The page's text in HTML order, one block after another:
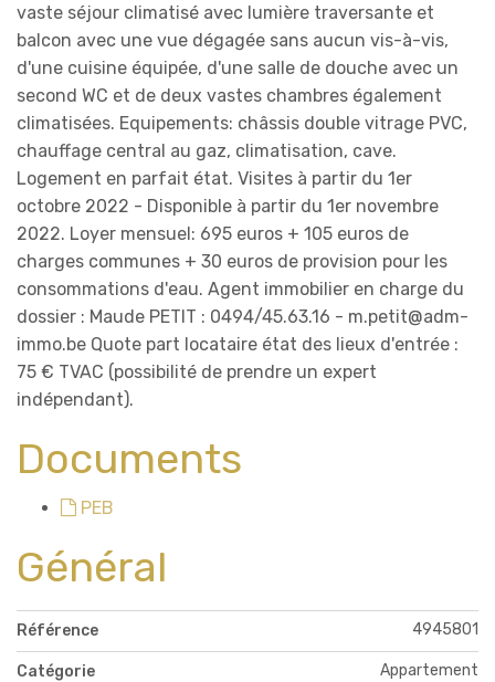
vaste séjour climatisé avec lumière traversante et
balcon avec une vue dégagée sans aucun vis-à-vis,
d'une cuisine équipée, d'une salle de douche avec un
second WC et de deux vastes chambres également
climatisées. Equipements: châssis double vitrage PVC,
chauffage central au gaz, climatisation, cave.
Logement en parfait état. Visites à partir du 1er
octobre 2022 - Disponible à partir du 1er novembre
2022. Loyer mensuel: 695 euros + 105 euros de
charges communes + 30 euros de provision pour les
consommations d'eau. Agent immobilier en charge du
dossier : Maude PETIT : 0494/45.63.16 - m.petit@adm-
immo.be Quote part locataire état des lieux d'entrée :
75 € TVAC (possibilité de prendre un expert
indépendant).
Documents
PEB
Général
Référence 4945801
Catégorie Appartement